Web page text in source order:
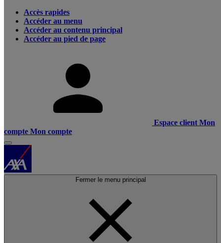
Accès rapides
Accéder au menu
Accéder au contenu principal
Accéder au pied de page
Espace client Mon
compte Mon compte
Fermer le menu principal